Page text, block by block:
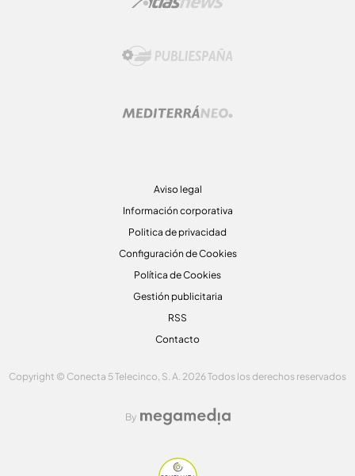
Aviso legal
Información corporativa
Politica de privacidad
Configuración de Cookies
Política de Cookies
Gestión publicitaria
RSS
Contacto
Copyright © Conecta 5 Telecinco, S. A. 2026 Todos los derechos reservados
By